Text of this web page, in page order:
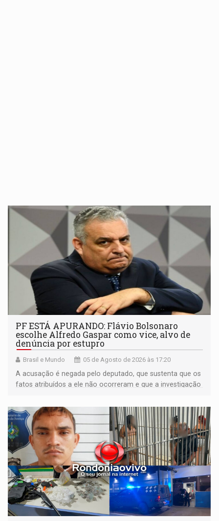
PF ESTÁ APURANDO: Flávio Bolsonaro
escolhe Alfredo Gaspar como vice, alvo de
denúncia por estupro
Brasil e Mundo 05 de Agosto de 2026 às 17:20
A acusação é negada pelo deputado, que sustenta que os
fatos atribuídos a ele não ocorreram e que a investigação